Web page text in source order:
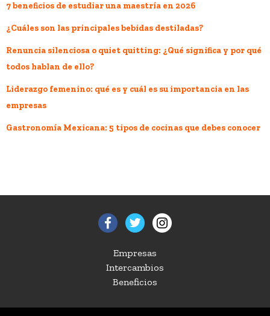
7 beneficios de estudiar una maestría en 2026
¿Cuáles son las principales bebidas destiladas?
Renuncia silenciosa o quiet quitting: ¿Qué significa y por qué
todos hablan de ello?
Liderazgo femenino: qué es y cuál es su importancia en las
empresas
Gastronomía Mexicana: 5 tipos de cocinas que debes conocer
Empresas
Intercambios
Beneficios